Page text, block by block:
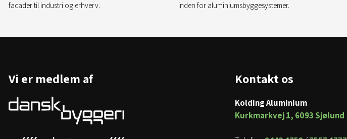
facader til industri og erhverv.
inden for aluminiumsbyggesystemer.
Vi er medlem af Kontakt os
​Kolding Aluminium
Kurkmarkvej 1, 6093 Sjølund